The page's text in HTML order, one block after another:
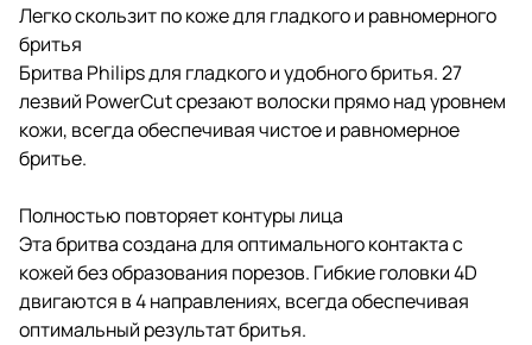
Легко скользит по коже для гладкого и равномерного
бритья
Бритва Philips для гладкого и удобного бритья. 27
лезвий PowerCut срезают волоски прямо над уровнем
кожи, всегда обеспечивая чистое и равномерное
бритье.
Полностью повторяет контуры лица
Эта бритва создана для оптимального контакта с
кожей без образования порезов. Гибкие головки 4D
двигаются в 4 направлениях, всегда обеспечивая
оптимальный результат бритья.